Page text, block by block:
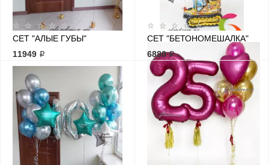
СЕТ "АЛЫЕ ГУБЫ"
11949 ₽
СЕТ "БЕТОНОМЕШАЛКА"
6880 ₽